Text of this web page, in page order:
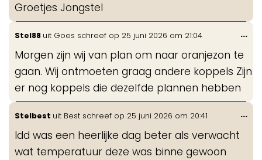
Groetjes Jongstel
Stel88 uit Goes schreef op 25 juni 2026 om 21:04
Morgen zijn wij van plan om naar oranjezon te
gaan. Wij ontmoeten graag andere koppels Zijn
er nog koppels die dezelfde plannen hebben
...
Stelbest uit Best schreef op 25 juni 2026 om 20:41
Idd was een heerlijke dag beter als verwacht
wat temperatuur deze was binne gewoon
...